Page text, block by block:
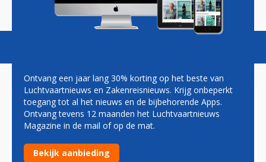
Magazine Podcasts Vacatures
AIRASIA X BLIJFT GROOTSTE
KLANT VOOR AIRBUS
A330NEO
Ontvang een jaar lang 30% korting op het beste van
Luchtvaartnieuws en Zakenreisnieuws. Krijg onbeperkt
toegang tot al het nieuws en de bijbehorende Apps.
Ontvang tevens 12 maanden het Luchtvaartnieuws
Magazine in de mail of op de mat.
Bekijk aanbieding